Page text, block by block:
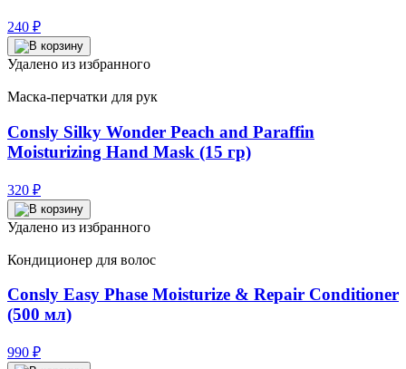
240 ₽
Удалено из избранного
Маска-перчатки для рук
Consly Silky Wonder Peach and Paraffin
Moisturizing Hand Mask (15 гр)
320 ₽
Удалено из избранного
Кондиционер для волос
Consly Easy Phase Moisturize & Repair Conditioner
(500 мл)
990 ₽